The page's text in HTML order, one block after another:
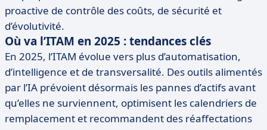
proactive de contrôle des coûts, de sécurité et
d’évolutivité.
Où va l’ITAM en 2025 : tendances clés
En 2025, l’ITAM évolue vers plus d’automatisation,
d’intelligence et de transversalité. Des outils alimentés
par l’IA prévoient désormais les pannes d’actifs avant
qu’elles ne surviennent, optimisent les calendriers de
remplacement et recommandent des réaffectations